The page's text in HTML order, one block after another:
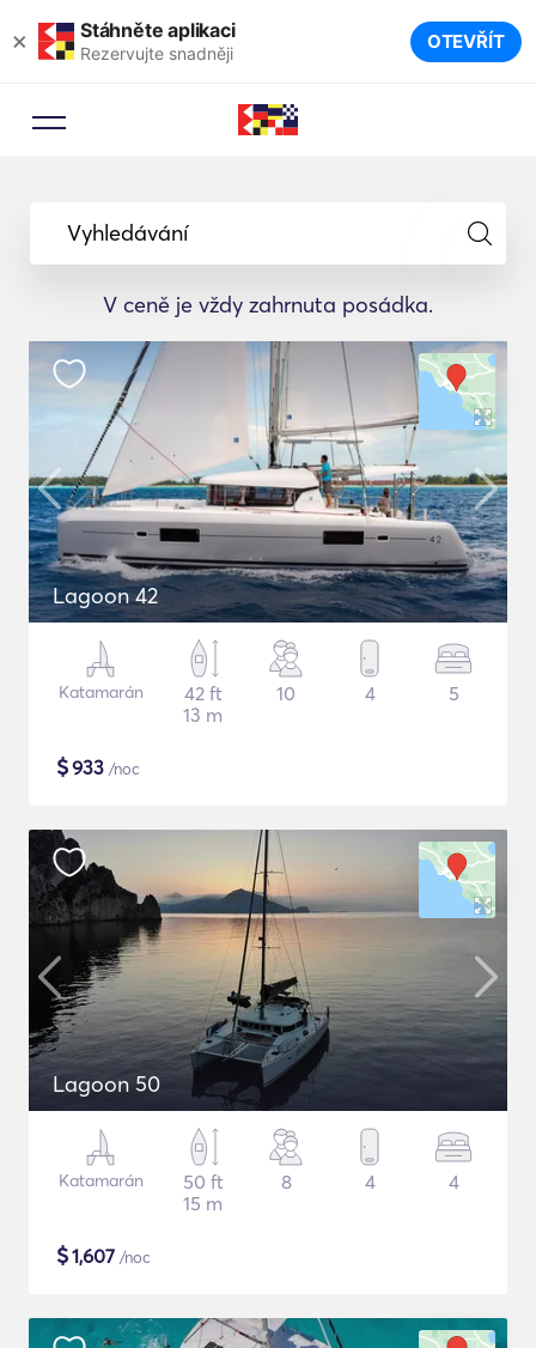
× Stáhněte aplikaci
Rezervujte snadněji OTEVŘÍT
Vyhledávání
V ceně je vždy zahrnuta posádka.
Lagoon 42
Katamarán
42 ft
13 m
10 4 5
$933 /noc
Lagoon 50
Katamarán
50 ft
15 m
8 4 4
$1,607 /noc